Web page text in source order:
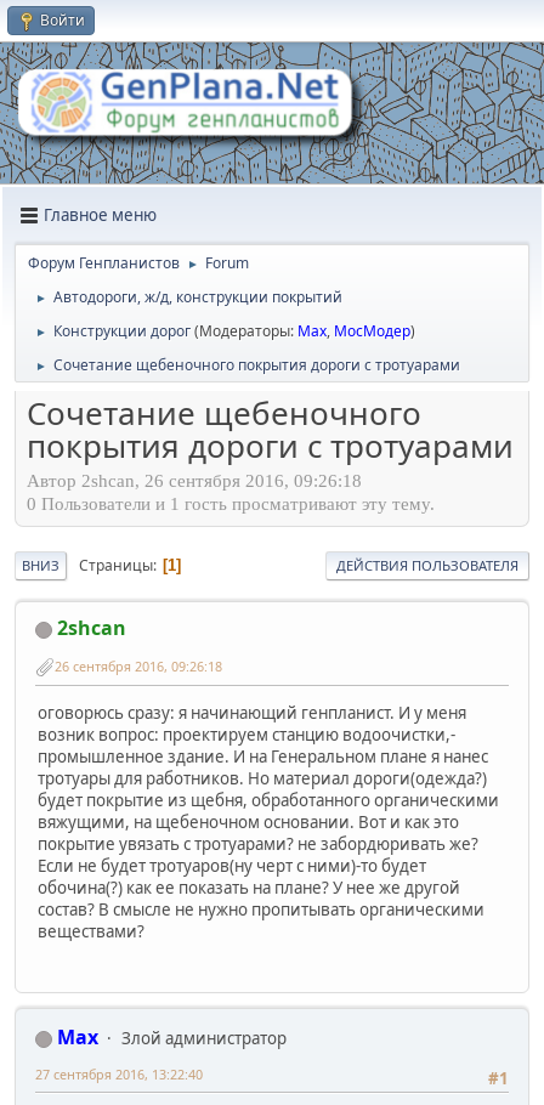
Войти
Главное меню
Форум Генпланистов ► Forum
► Автодороги, ж/д, конструкции покрытий
► Конструкции дорог(Модераторы: Max, МосМодер)
► Сочетание щебеночного покрытия дороги с тротуарами
Сочетание щебеночного
покрытия дороги с тротуарами
Автор 2shcan, 26 сентября 2016, 09:26:18
0 Пользователи и 1 гость просматривают эту тему.
ВНИЗ Страницы 1 ДЕЙСТВИЯ ПОЛЬЗОВАТЕЛЯ
2shcan
26 сентября 2016, 09:26:18
оговорюсь сразу: я начинающий генпланист. И у меня
возник вопрос: проектируем станцию водоочистки,-
промышленное здание. И на Генеральном плане я нанес
тротуары для работников. Но материал дороги(одежда?)
будет покрытие из щебня, обработанного органическими
вяжущими, на щебеночном основании. Вот и как это
покрытие увязать с тротуарами? не забордюривать же?
Если не будет тротуаров(ну черт с ними)-то будет
обочина(?) как ее показать на плане? У нее же другой
состав? В смысле не нужно пропитывать органическими
веществами?
Max
Злой администратор
#1
27 сентября 2016, 13:22:40